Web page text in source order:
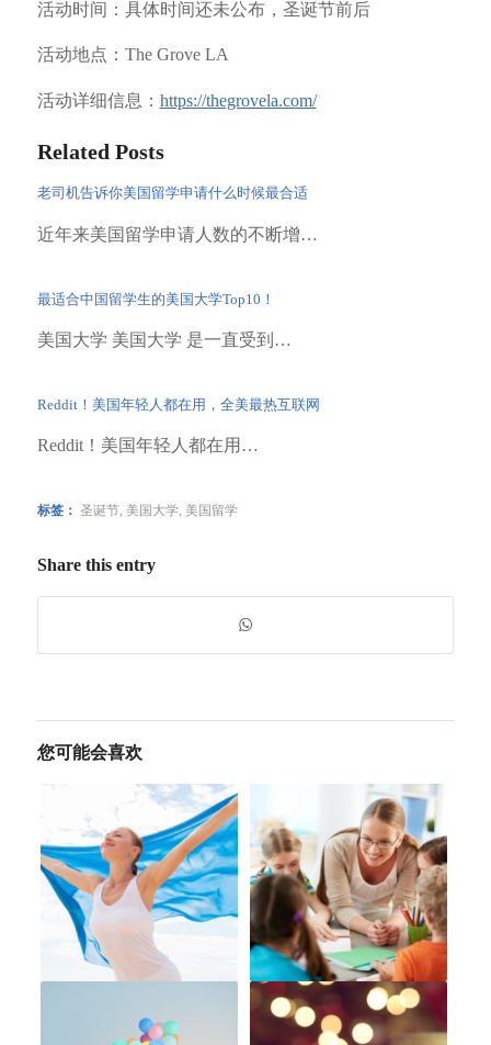
活动时间：具体时间还未公布，圣诞节前后
活动地点：The Grove LA
活动详细信息： https://thegrovela.com/
Related Posts
老司机告诉你美国留学申请什么时候最合适
近年来美国留学申请人数的不断增…
最适合中国留学生的美国大学Top10！
美国大学 美国大学 是一直受到…
Reddit！美国年轻人都在用，全美最热互联网
Reddit！美国年轻人都在用…
标签： 圣诞节, 美国大学, 美国留学
Share this entry
您可能会喜欢